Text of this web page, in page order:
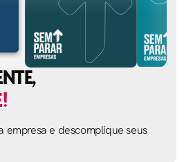
empresa e descomplique seus